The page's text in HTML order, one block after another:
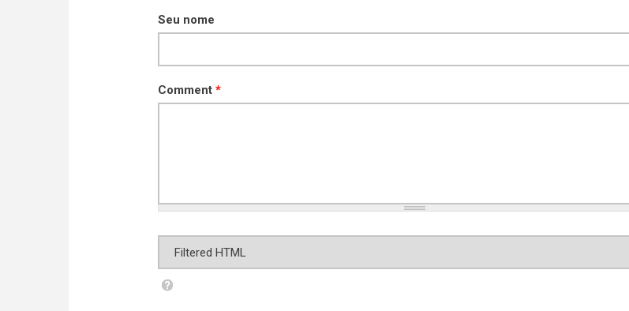
Seu nome
Comment *
Formato de texto